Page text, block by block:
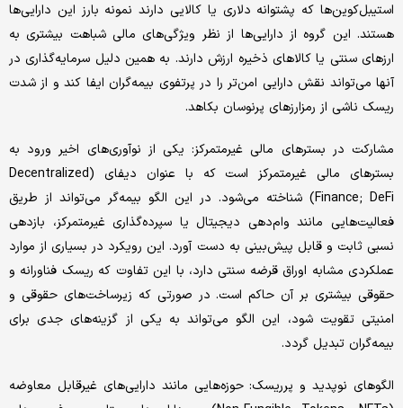
استیبل‌کوین‌ها که پشتوانه دلاری یا کالایی دارند نمونه بارز این دارایی‌ها
هستند. این گروه از دارایی‌ها از نظر ویژگی‌های مالی شباهت بیشتری به
ارزهای سنتی یا کالاهای ذخیره ارزش دارند. به همین دلیل سرمایه‌گذاری در
آنها می‌تواند نقش دارایی امن‌تر را در پرتفوی بیمه‌گران ایفا کند و از شدت
ریسک ناشی از رمزارزهای پرنوسان بکاهد.
مشارکت در بسترهای مالی غیرمتمرکز: یکی از نوآوری‌های اخیر ورود به
بسترهای مالی غیرمتمرکز است که با عنوان دیفای (Decentralized
Finance; DeFi) شناخته می‌شود. در این الگو بیمه‌گر می‌تواند از طریق
فعالیت‌هایی مانند وام‌دهی دیجیتال یا سپرده‌گذاری غیرمتمرکز، بازدهی
نسبی ثابت و قابل پیش‌بینی به دست آورد. این رویکرد در بسیاری از موارد
عملکردی مشابه اوراق قرضه سنتی دارد، با این تفاوت که ریسک فناورانه و
حقوقی بیشتری بر آن حاکم است. در صورتی که زیرساخت‌های حقوقی و
امنیتی تقویت شود، این الگو می‌تواند به یکی از گزینه‌های جدی برای
بیمه‌گران تبدیل گردد.
الگو‌های نوپدید و پرریسک: حوزه‌هایی مانند دارایی‌های غیرقابل معاوضه